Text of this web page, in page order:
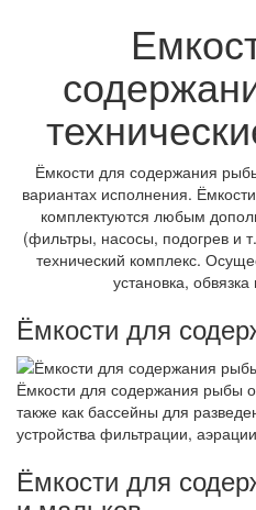
Ёмкости для содержания
вариантах исполнения.
комплектуются любым
(фильтры, насосы, подогрев и
технический комплекс.
установка,
Ёмкости для
Ёмкости для содержания рыбы
также как бассейны для
устройства фильтрации,
Ёмкости для